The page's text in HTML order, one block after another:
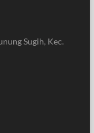
Sugih, Kec.